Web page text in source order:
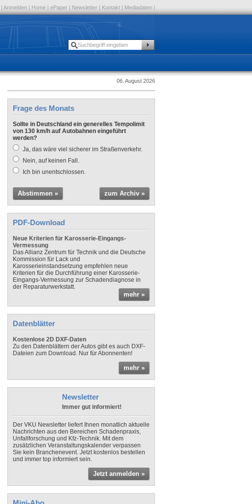
| Anmelden | Home | ePaper | Newsletter | Kontakt | Mediadaten |
06. August 2026
Frage des Monats
Sollte in Deutschland ein generelles Tempolimit
von 130 km/h auf Autobahnen eingeführt
werden?
Ja, das wäre viel sicherer im Straßenverkehr.
Nein, auf keinen Fall.
Ich bin unentschlossen.
Abstimmen » zum Archiv »
PDF-Download
Neue Kriterien für Karosserie-Eingangs-
Vermessung
Das Allianz Zentrum für Technik und die Deutsche
Kommission für Lack und
Karosserieinstandsetzung empfehlen neue
Kriterien für die Durchführung einer Karosserie-
Eingangs-Vermessung zur Schadendiagnose in
der Reparaturwerkstatt.
mehr »
Datenblätter
Kostenlose 2D DXF-Daten
Zu den Datenblättern der Autos gibt es auch DXF-
Dateien zum Download. Nur für Abonnenten!
mehr »
Newsletter
Immer gut informiert!
Der VKU Newsletter liefert Ihnen monatlich aktuelle
Nachrichten aus den Bereichen Schadenpraxis,
Unfallforschung und Kfz-Technik. Mit dem
zusätzlichen Veranstaltungskalender verpassen
Sie kein Branchenevent. Jetzt kostenlos bestellen
und immer top informiert sein.
Jetzt anmelden »